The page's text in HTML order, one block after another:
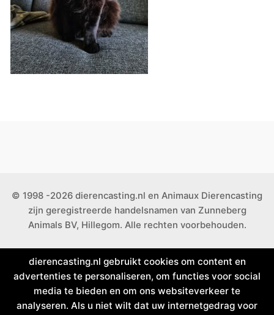
© 1998 -2026 dierencasting.nl en Animaux Dierencasting
zijn geregistreerde handelsnamen van Zunneberg
Animals BV, Hillegom. Alle rechten voorbehouden.
dierencasting.nl gebruikt cookies om content en
advertenties te personaliseren, om functies voor social
media te bieden en om ons websiteverkeer te
analyseren. Als u niet wilt dat uw internetgedrag voor